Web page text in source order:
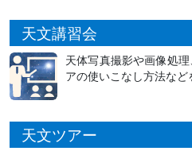
天文講習会
天体写真撮影や画像処
アの使いこなし方法な
天文ツアー